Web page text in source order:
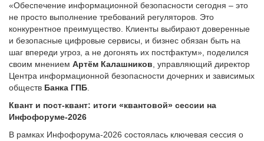
«Обеспечение информационной безопасности сегодня – это
не просто выполнение требований регуляторов. Это
конкурентное преимущество. Клиенты выбирают доверенные
и безопасные цифровые сервисы, и бизнес обязан быть на
шаг впереди угроз, а не догонять их постфактум», поделился
своим мнением Артём Калашников , управляющий директор
Центра информационной безопасности дочерних и зависимых
обществ Банка ГПБ
Квант и пост-квант: итоги «квантовой» сессии на
Инфофоруме-2026
В рамках Инфофорума-2026 состоялась ключевая сессия о